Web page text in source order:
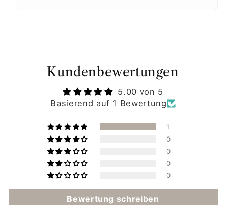
Kundenbewertungen
5.00 von 5
Basierend auf 1 Bewertung
1
0
0
0
0
Bewertung schreiben